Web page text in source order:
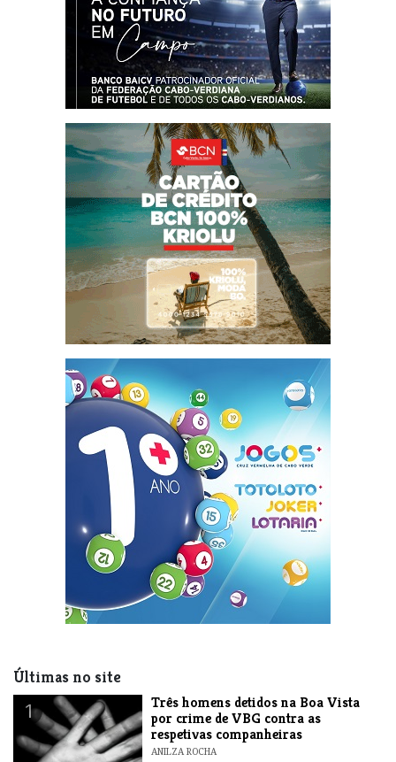
Últimas no site
1
Três homens detidos na Boa Vista
por crime de VBG contra as
respetivas companheiras
ANILZA ROCHA